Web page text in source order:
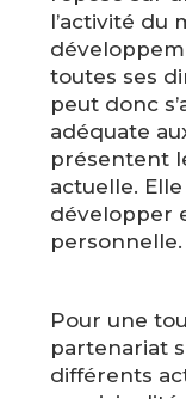
l’activité du
toutes ses
peut donc
adéquate
présentent
actuelle.
développer
personnelle.
Pour une
partenariat
différents